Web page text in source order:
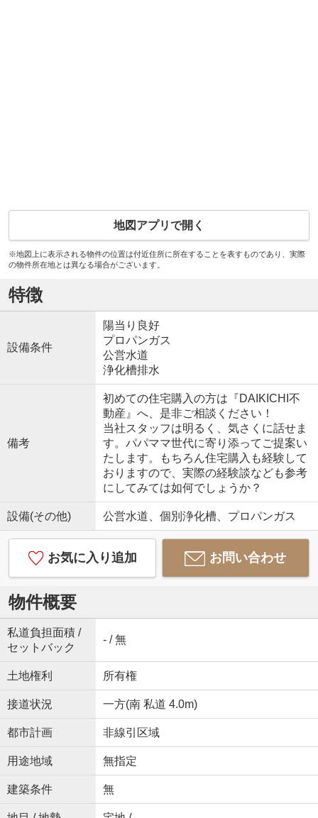
地図アプリで開く
※地図上に表示される物件の位置は付近住所に所在することを表すものであり、実際
の物件所在地とは異なる場合がございます。
特徴
設備条件
陽当り良好
プロパンガス
公営水道
浄化槽排水
備考
初めての住宅購入の方は『DAIKICHI不
動産』へ、是非ご相談ください！
当社スタッフは明るく、気さくに話せま
す。パパママ世代に寄り添ってご提案い
たします。もちろん住宅購入も経験して
おりますので、実際の経験談なども参考
にしてみては如何でしょうか？
設備(その他) 公営水道、個別浄化槽、プロパンガス
お気に入り追加 お問い合わせ
物件概要
私道負担面積 /
セットバック
- / 無
土地権利 所有権
接道状況 一方(南 私道 4.0m)
都市計画 非線引区域
用途地域 無指定
建築条件 無